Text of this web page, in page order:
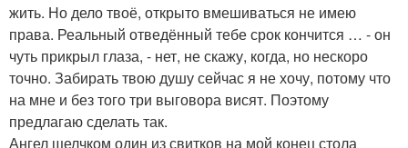
жить. Но дело твоё, открыто вмешиваться не имею
права. Реальный отведённый тебе срок кончится … - он
чуть прикрыл глаза, - нет, не скажу, когда, но нескоро
точно. Забирать твою душу сейчас я не хочу, потому что
на мне и без того три выговора висят. Поэтому
предлагаю сделать так.
Ангел щелчком один из свитков на мой конец стола